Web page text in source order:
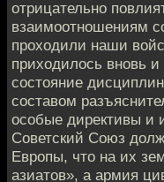
отрицательно
взаимоотношениям
проходили наши
приходилось вновь
состояние
составом
особые директивы и
Советский Союз
Европы, что на их
азиатов», а армия